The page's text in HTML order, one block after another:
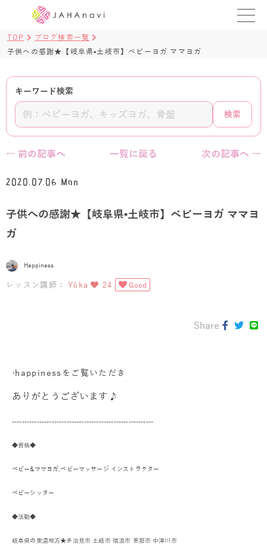
レッスンを探す
BLOG
ヨガ資格講座 ›
TOP
ブログ検索一覧
子供への感謝★【岐阜県▪土岐市】ベビーヨガ ママヨガ
キーワード検索
検索
← 前の記事へ 一覧に戻る 次の記事へ →
2020.07.06 Mon
子供への感謝★【岐阜県▪土岐市】ベビーヨガ ママヨ
ガ
Happiness
レッスン講師： Yûka 24 Good
Share
·happinessをご覧いただき
ありがとうございます♪
---------------------------------------------------------
◆資格◆
ベビー&ママヨガ,ベビーマッサージ インストラクター
ベビーシッター
◆活動◆
岐阜県の東濃地方★多治見市 土岐市 瑞浪市 恵那市 中津川市